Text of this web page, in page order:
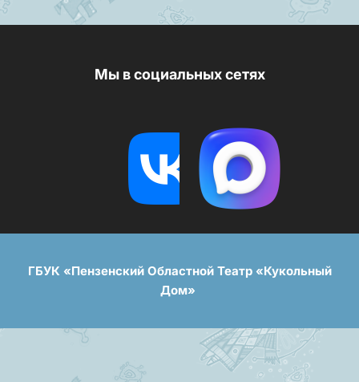
Мы в социальных сетях
ГБУК «Пензенский Областной Театр «Кукольный
Дом»